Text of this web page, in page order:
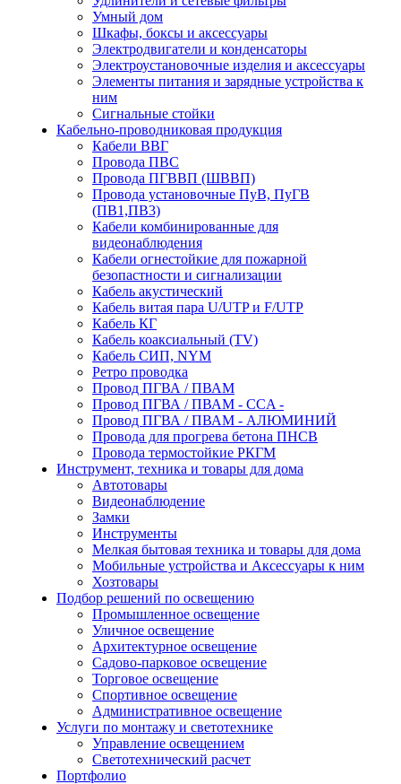
Умный дом
Шкафы, боксы и аксессуары
Электродвигатели и конденсаторы
Электроустановочные изделия и аксессуары
Элементы питания и зарядные устройства к
ним
Сигнальные стойки
Кабельно-проводниковая продукция
Кабели ВВГ
Провода ПВС
Провода ПГВВП (ШВВП)
Провода установочные ПуВ, ПуГВ
(ПВ1,ПВ3)
Кабели комбинированные для
видеонаблюдения
Кабели огнестойкие для пожарной
безопастности и сигнализации
Кабель акустический
Кабель витая пара U/UTP и F/UTP
Кабель КГ
Кабель коаксиальный (TV)
Кабель СИП, NYM
Ретро проводка
Провод ПГВА / ПВАМ
Провод ПГВА / ПВАМ - CCA -
Провод ПГВА / ПВАМ - АЛЮМИНИЙ
Провода для прогрева бетона ПНСВ
Провода термостойкие РКГМ
Инструмент, техника и товары для дома
Автотовары
Видеонаблюдение
Замки
Инструменты
Мелкая бытовая техника и товары для дома
Мобильные устройства и Аксессуары к ним
Хозтовары
Подбор решений по освещению
Промышленное освещение
Уличное освещение
Архитектурное освещение
Садово-парковое освещение
Торговое освещение
Спортивное освещение
Административное освещение
Услуги по монтажу и светотехнике
Управление освещением
Светотехнический расчет
Портфолио